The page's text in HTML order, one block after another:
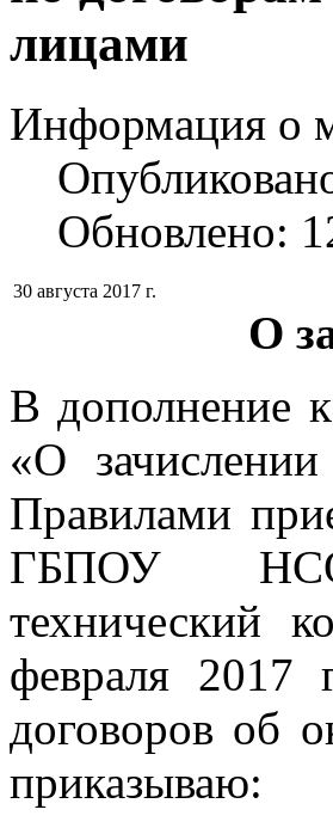
лицами
Информация о
Обновлено:
30 августа 2017 г.
О
В дополнение
«О
Правилами
ГБПОУ НСО
технический
февраля
договоров об
приказываю: